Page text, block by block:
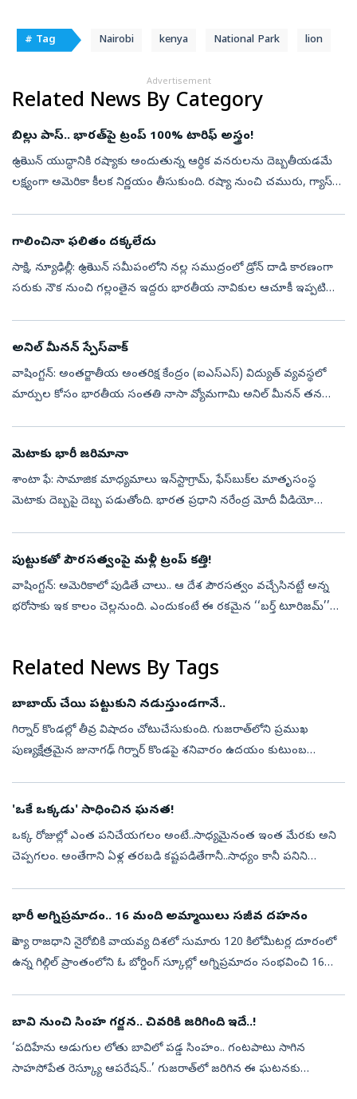
# Tag Nairobi kenya National Park lion
Advertisement
Related News By Category
బిల్లు పాస్‌.. భారత్‌పై ట్రంప్‌ 100% టారిఫ్‌ అస్త్రం!
ఉక్రెయిన్‌ యుద్ధానికి రష్యాకు అందుతున్న ఆర్థిక వనరులను దెబ్బతీయడమే
లక్ష్యంగా అమెరికా కీలక నిర్ణయం తీసుకుంది. రష్యా నుంచి చమురు, గ్యాస్‌
గాలించినా ఫలితం దక్కలేదు
సాక్షి, న్యూఢిల్లీ: ఉక్రెయిన్‌ సమీపంలోని నల్ల సముద్రంలో డ్రోన్‌ దాడి కారణంగా
సరుకు నౌక నుంచి గల్లంతైన ఇద్దరు భారతీయ నావికుల ఆచూకీ ఇప్పటి
అనిల్‌ మీనన్‌ స్పేస్‌వాక్‌
వాషింగ్టన్‌: అంతర్జాతీయ అంతరిక్ష కేంద్రం (ఐఎస్‌ఎస్‌) విద్యుత్‌ వ్యవస్థలో
మార్పుల కోసం భారతీయ సంతతి నాసా వ్యోమగామి అనిల్‌ మీనన్‌ తన
మెటాకు భారీ జరిమానా
శాంటా ఫే: సామాజిక మాధ్యమాలు ఇన్‌స్టాగ్రామ్, ఫేస్‌బుక్‌ల మాతృసంస్థ
మెటాకు దెబ్బపై దెబ్బ పడుతోంది. భారత ప్రధాని నరేంద్ర మోదీ వీడియో
పుట్టుకతో పౌరసత్వంపై మళ్లీ ట్రంప్‌ కత్తి!
వాషింగ్టన్‌: అమెరికాలో పుడితే చాలు.. ఆ దేశ పౌరసత్వం వచ్చేసినట్టే అన్న
భరోసాకు ఇక కాలం చెల్లనుంది. ఎందుకంటే ఈ రకమైన ‘‘బర్త్‌ టూరిజమ్‌’’ను
Related News By Tags
బాబాయ్ చేయి పట్టుకుని నడుస్తుండగానే..
గిర్నార్ కొండల్లో తీవ్ర విషాదం చోటుచేసుకుంది. గుజరాత్‌లోని ప్రముఖ
పుణ్యక్షేత్రమైన జునాగఢ్ గిర్నార్ కొండపై శనివారం ఉదయం కుటుంబ
'ఒకే ఒక్కడు' సాధించిన ఘనత!
ఒక్క రోజుల్లో ఎంత పనిచేయగలం అంటే..సాధ్యమైనంత ఇంత మేరకు అని
చెప్పగలం. అంతేగాని ఏళ్ల తరబడి కష్టపడితేగానీ..సాధ్యం కానీ పనిని
భారీ అగ్నిప్రమాదం.. 16 మంది అమ్మాయిలు సజీవ దహనం
కెన్యా రాజధాని నైరోబికి వాయవ్య దిశలో సుమారు 120 కిలోమీటర్ల దూరంలో
ఉన్న గిల్గిల్ ప్రాంతంలోని ఓ బోర్డింగ్‌ స్కూల్లో అగ్నిప్రమాదం సంభవించి 16
బావి నుంచి సింహ గర్జన.. చివరికి జరిగింది ఇదే..!
‘పదిహేను అడుగుల లోతు బావిలో పడ్డ సింహం.. గంటపాటు సాగిన
సాహసోపేత రెస్క్యూ ఆపరేషన్..’ గుజరాత్‌లో జరిగిన ఈ ఘటనకు